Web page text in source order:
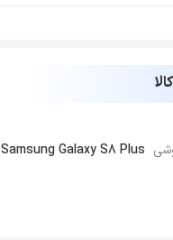
Samsung Galaxy S8 Plus